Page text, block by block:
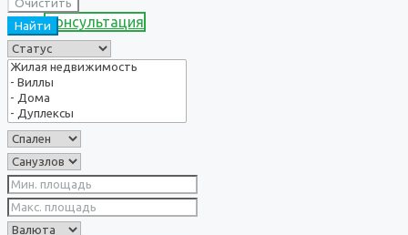
Консультация
Очистить
Найти